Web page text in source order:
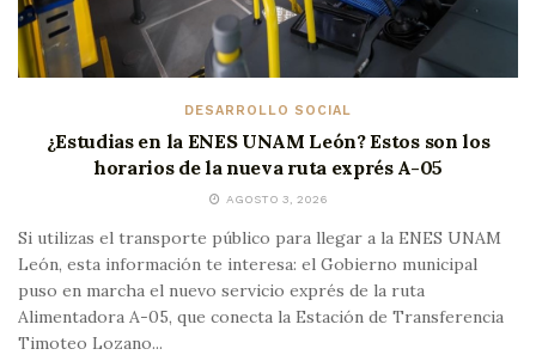
DESARROLLO SOCIAL
¿Estudias en la ENES UNAM León? Estos son los
horarios de la nueva ruta exprés A-05
AGOSTO 3, 2026
Si utilizas el transporte público para llegar a la ENES UNAM
León, esta información te interesa: el Gobierno municipal
puso en marcha el nuevo servicio exprés de la ruta
Alimentadora A-05, que conecta la Estación de Transferencia
Timoteo Lozano...